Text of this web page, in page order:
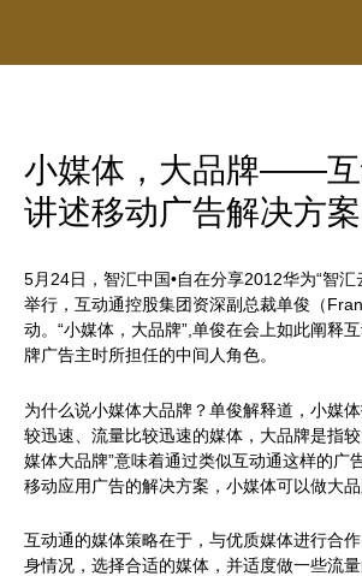
小媒体，大品牌——互
讲述移动广告解决方案
5月24日，智汇中国•自在分享2012华为“智汇
举行，互动通控股集团资深副总裁单俊（
动。“小媒体，大品牌”,单俊在会上如此阐释
牌广告主时所担任的中间人角色。
为什么说小媒体大品牌？单俊解释道，小媒
较迅速、流量比较迅速的媒体，大品牌是指
媒体大品牌”意味着通过类似互动通这样的广
移动应用广告的解决方案，小媒体可以做大品
互动通的媒体策略在于，与优质媒体进行合
身情况，选择合适的媒体，并适度做一些流